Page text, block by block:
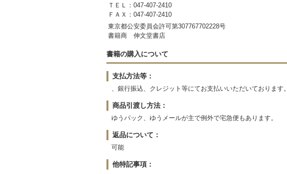
ＴＥＬ：047-407-2410
ＦＡＸ：047-407-2410
東京都公安委員会許可第307767702228号
書籍商 伸文堂書店
書籍の購入について
支払方法等：
、銀行振込、クレジット等にてお支払いいただいております。
商品引渡し方法：
ゆうパック、ゆうメールが主で例外で宅急便もあります。
返品について：
可能
他特記事項：